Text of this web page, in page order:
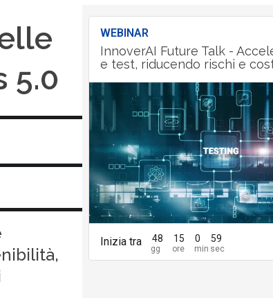
5.0
WEBINAR
InnoverAI Future Talk -
e test, riducendo rischi e
Inizia tra 48 15 0 58